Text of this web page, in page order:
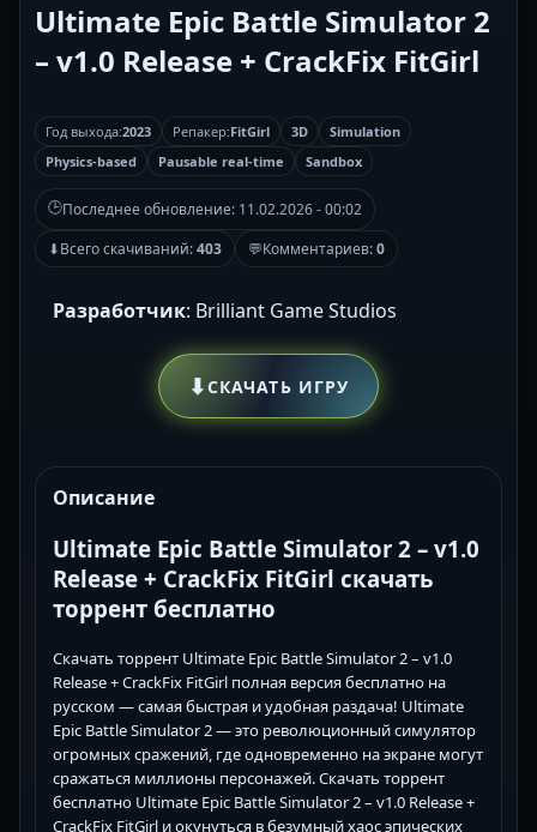
Ultimate Epic Battle Simulator 2
– v1.0 Release + CrackFix FitGirl
Год выхода:2023 Репакер:FitGirl 3D
Simulation
Physics-based
Pausable real-time Sandbox
🕒Последнее обновление: 11.02.2026 - 00:02
⬇Всего скачиваний:403 💬Комментариев:0
Разработчик: Brilliant Game Studios
⬇СКАЧАТЬ ИГРУ
Описание
Ultimate Epic Battle Simulator 2 – v1.0
Release + CrackFix FitGirl скачать
торрент бесплатно
Скачать торрент Ultimate Epic Battle Simulator 2 – v1.0
Release + CrackFix FitGirl полная версия бесплатно на
русском — самая быстрая и удобная раздача! Ultimate
Epic Battle Simulator 2 — это революционный симулятор
огромных сражений, где одновременно на экране могут
сражаться миллионы персонажей. Скачать торрент
бесплатно Ultimate Epic Battle Simulator 2 – v1.0 Release +
CrackFix FitGirl и окунуться в безумный хаос эпических